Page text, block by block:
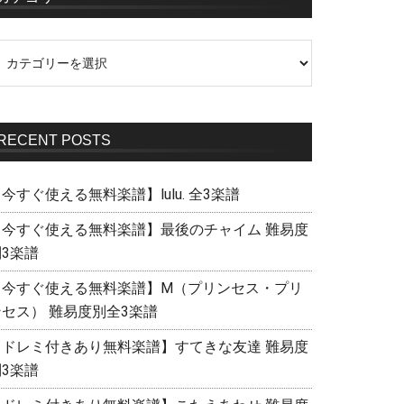
POSTS
すぐ使える無料楽譜】lulu. 全3楽譜
すぐ使える無料楽譜】最後のチャイム 難易度
楽譜
すぐ使える無料楽譜】M（プリンセス・プリ
ス） 難易度別全3楽譜
レミ付きあり無料楽譜】すてきな友達 難易度
楽譜